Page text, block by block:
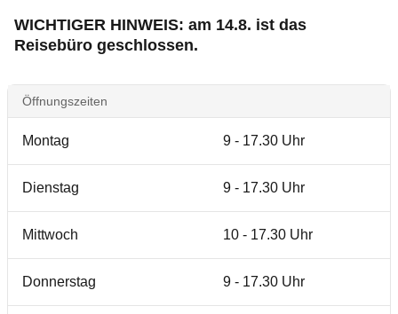
Über uns
WICHTIGER HINWEIS: am 14.8. ist das
Reisebüro geschlossen.
Öffnungszeiten
Montag 9 - 17.30 Uhr
Dienstag 9 - 17.30 Uhr
Mittwoch 10 - 17.30 Uhr
Donnerstag 9 - 17.30 Uhr